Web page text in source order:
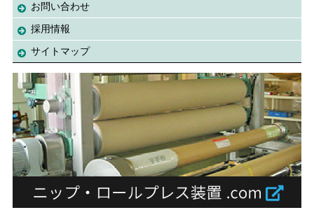
お問い合わせ
採用情報
サイトマップ